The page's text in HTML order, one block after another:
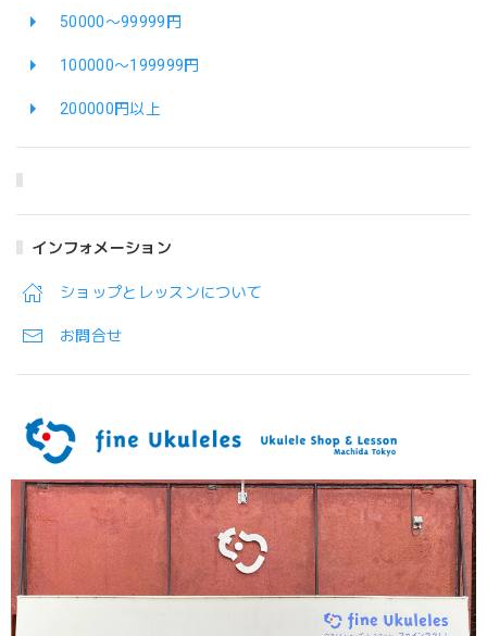
50000〜99999円
100000〜199999円
200000円以上
インフォメーション
ショップとレッスンについて
お問合せ